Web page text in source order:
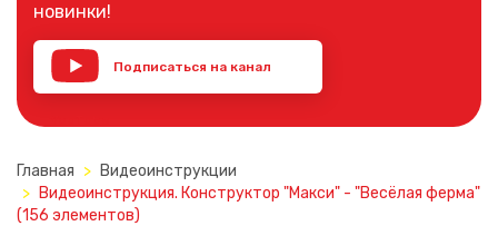
новинки!
Подписаться на канал
Главная
Видеоинструкции
Видеоинструкция. Конструктор "Макси" - "Весёлая ферма"
(156 элементов)